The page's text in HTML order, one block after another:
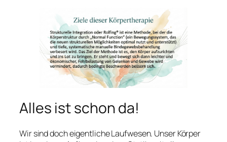
Alles ist schon da!
Wir sind doch eigentliche Laufwesen. Unser Körper